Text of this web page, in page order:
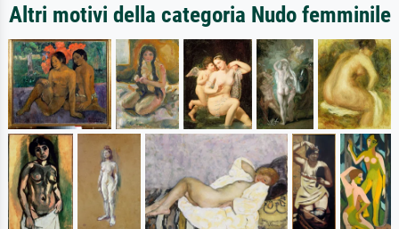
Altri motivi della categoria Nudo femminile